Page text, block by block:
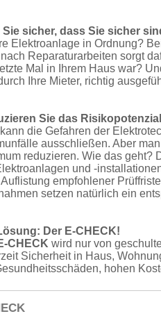
Sie sicher, dass Sie sicher
Elektroanlage in Ordnung?
Reparaturar­beiten sorgt
Mal in Ihrem Haus war?
Ihre Mieter, richtig
Sie das
die Gefahren der
ausschließen. Aber
reduzieren. Wie das geht?
und -
empfohlener
setzen natürlich ein
Der E-CHECK!
CHECK wird nur von
Sicherheit in Haus,
hohen